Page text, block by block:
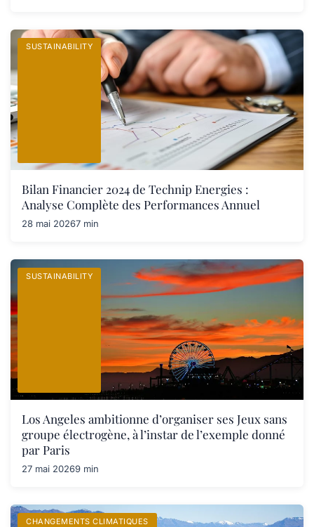
SUSTAINABILITY
Bilan Financier 2024 de Technip Energies :
Analyse Complète des Performances Annuel
28 mai 20267 min
SUSTAINABILITY
Los Angeles ambitionne d’organiser ses Jeux sans
groupe électrogène, à l’instar de l’exemple donné
par Paris
27 mai 20269 min
CHANGEMENTS CLIMATIQUES